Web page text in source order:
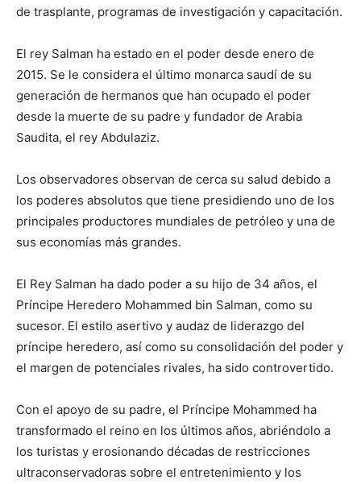
de trasplante, programas de investigación y capacitación.
El rey Salman ha estado en el poder desde enero de
2015. Se le considera el último monarca saudí de su
generación de hermanos que han ocupado el poder
desde la muerte de su padre y fundador de Arabia
Saudita, el rey Abdulaziz.
Los observadores observan de cerca su salud debido a
los poderes absolutos que tiene presidiendo uno de los
principales productores mundiales de petróleo y una de
sus economías más grandes.
El Rey Salman ha dado poder a su hijo de 34 años, el
Príncipe Heredero Mohammed bin Salman, como su
sucesor. El estilo asertivo y audaz de liderazgo del
príncipe heredero, así como su consolidación del poder y
el margen de potenciales rivales, ha sido controvertido.
Con el apoyo de su padre, el Príncipe Mohammed ha
transformado el reino en los últimos años, abriéndolo a
los turistas y erosionando décadas de restricciones
ultraconservadoras sobre el entretenimiento y los